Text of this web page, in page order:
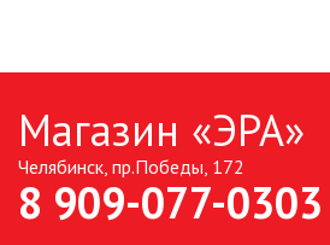
Магазин «ЭРА»
Челябинск, пр.Победы, 172
8 909-077-0303